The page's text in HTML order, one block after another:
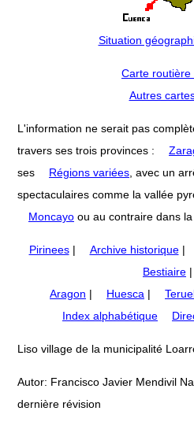
Situation
Carte routière
Autres
L'information ne serait pas
travers ses trois provinces :
ses
Régions variées , avec un
spectaculaires comme la vallée
Moncayo ou au contraire dans
Pirinees| Archive historique|
Bestiaire |
Aragon | Huesca |
Index alphabétique
Liso village de la municipalité
Autor: Francisco Javier Mendivil
dernière révision